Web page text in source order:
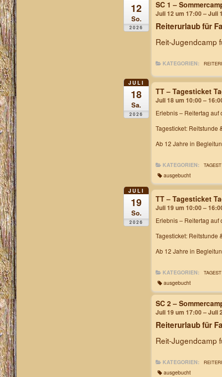
12
So.
2026
SC 1 –
Juli 12 um 17:00 – Juli
Reiterurlaub für
Reit-Jugendcamp
KATEGORIEN:
JULI
18
Sa.
2026
TT – Tagesticket
Juli 18 um 10:00 –
Erlebnis – Reitertag auf
Tagesticket: Reitstunde
Ab 12 Jahre in
KATEGORIEN:
ausgebucht
JULI
19
So.
2026
TT – Tagesticket
Juli 19 um 10:00 –
Erlebnis – Reitertag auf
Tagesticket: Reitstunde
Ab 12 Jahre in
KATEGORIEN:
ausgebucht
SC 2 –
Juli 19 um 17:00 – Juli
Reiterurlaub für
Reit-Jugendcamp
KATEGORIEN:
ausgebucht